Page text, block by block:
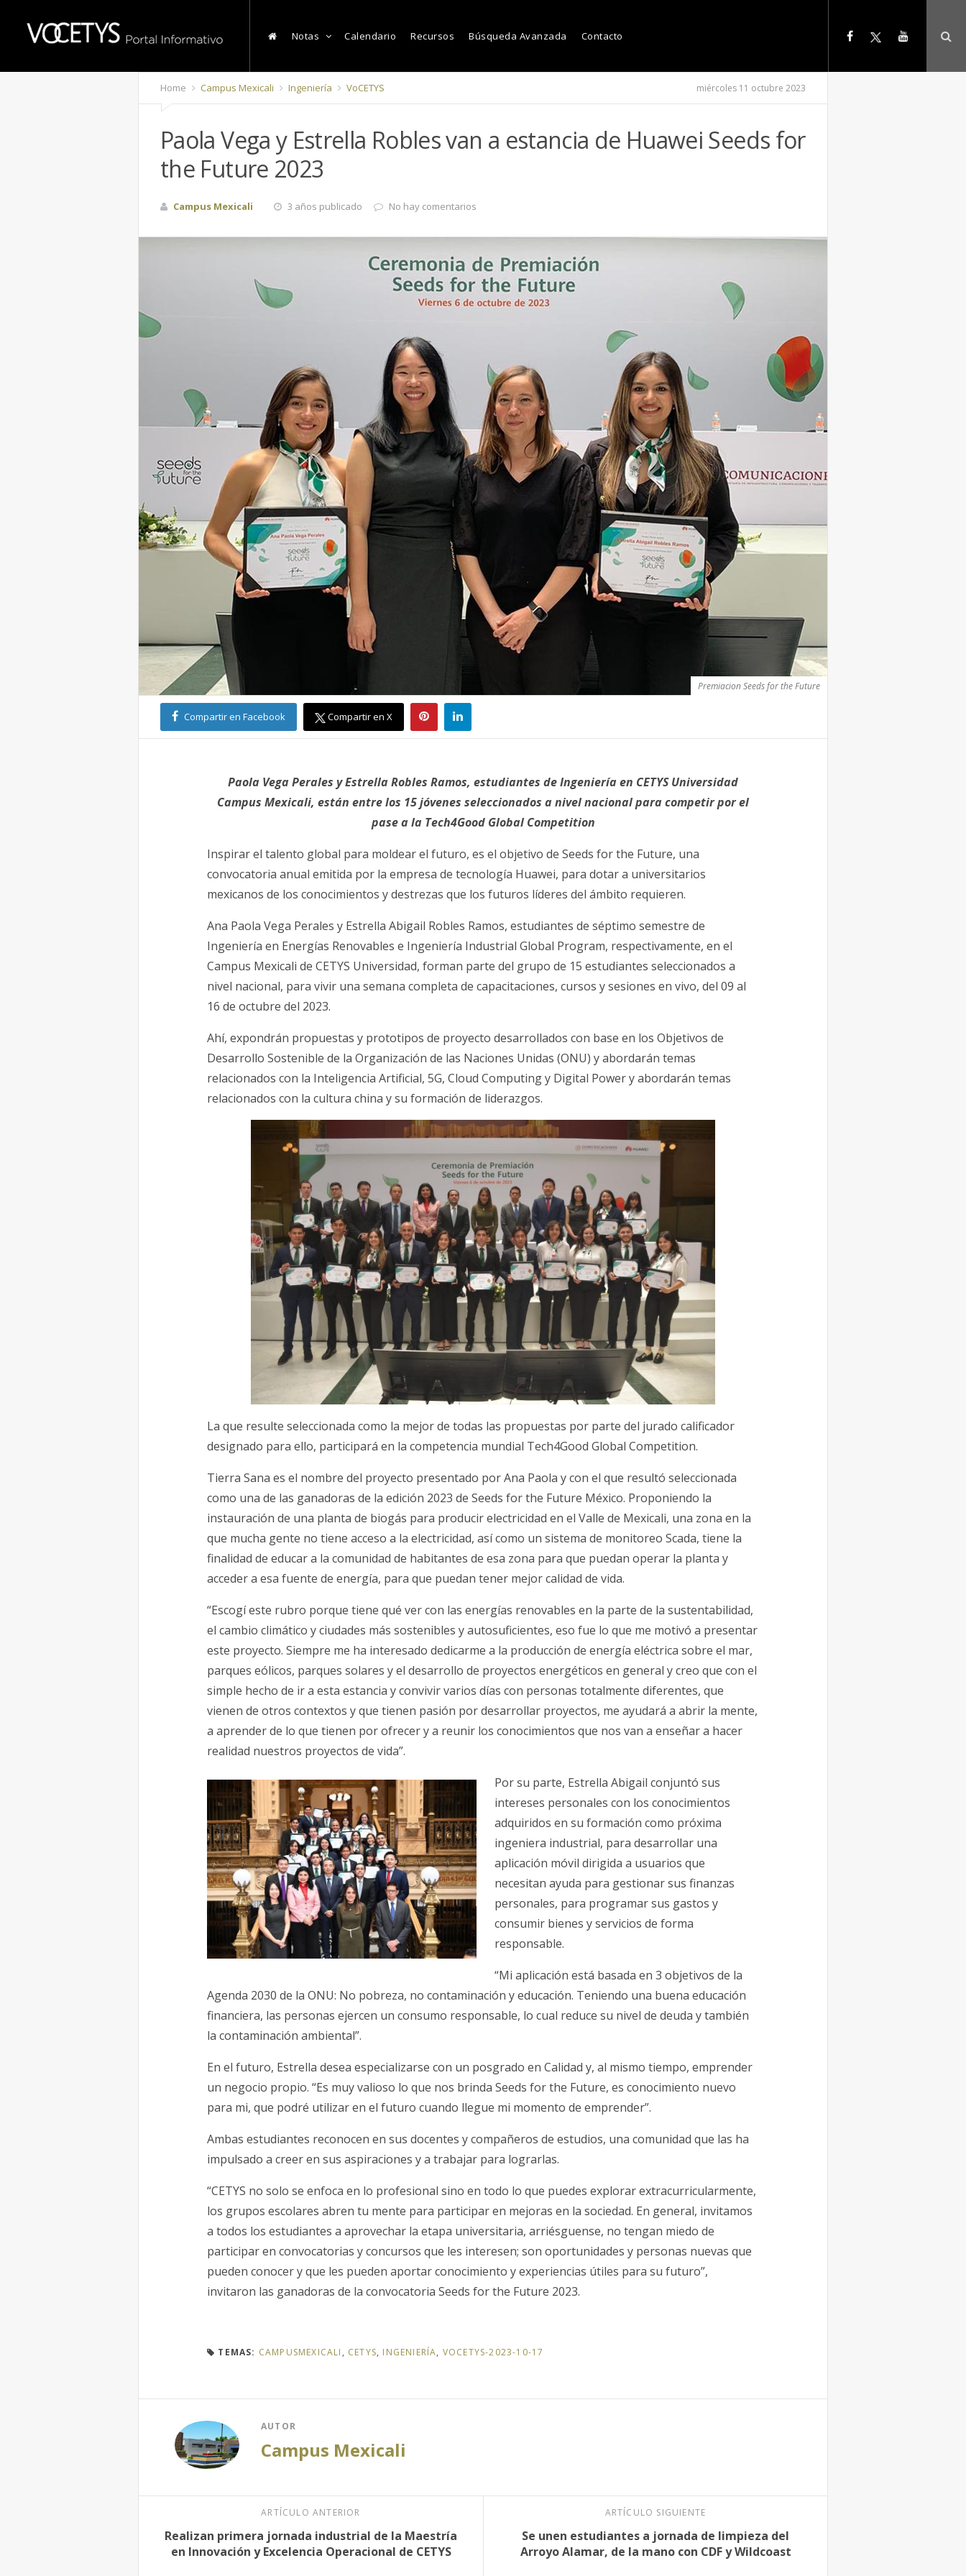
Notas Calendario Recursos Búsqueda Avanzada Contacto
Home Campus Mexicali Ingeniería VoCETYS miércoles 11 octubre 2023
Paola Vega y Estrella Robles van a estancia de Huawei Seeds for
the Future 2023
Campus Mexicali 3 años publicado No hay comentarios
Premiacion Seeds for the Future
Compartir en Facebook Compartir en X
Paola Vega Perales y Estrella Robles Ramos, estudiantes de Ingeniería en CETYS Universidad
Campus Mexicali, están entre los 15 jóvenes seleccionados a nivel nacional para competir por el
pase a la Tech4Good Global Competition
Inspirar el talento global para moldear el futuro, es el objetivo de Seeds for the Future, una
convocatoria anual emitida por la empresa de tecnología Huawei, para dotar a universitarios
mexicanos de los conocimientos y destrezas que los futuros líderes del ámbito requieren.
Ana Paola Vega Perales y Estrella Abigail Robles Ramos, estudiantes de séptimo semestre de
Ingeniería en Energías Renovables e Ingeniería Industrial Global Program, respectivamente, en el
Campus Mexicali de CETYS Universidad, forman parte del grupo de 15 estudiantes seleccionados a
nivel nacional, para vivir una semana completa de capacitaciones, cursos y sesiones en vivo, del 09 al
16 de octubre del 2023.
Ahí, expondrán propuestas y prototipos de proyecto desarrollados con base en los Objetivos de
Desarrollo Sostenible de la Organización de las Naciones Unidas (ONU) y abordarán temas
relacionados con la Inteligencia Artificial, 5G, Cloud Computing y Digital Power y abordarán temas
relacionados con la cultura china y su formación de liderazgos.
La que resulte seleccionada como la mejor de todas las propuestas por parte del jurado calificador
designado para ello, participará en la competencia mundial Tech4Good Global Competition.
Tierra Sana es el nombre del proyecto presentado por Ana Paola y con el que resultó seleccionada
como una de las ganadoras de la edición 2023 de Seeds for the Future México. Proponiendo la
instauración de una planta de biogás para producir electricidad en el Valle de Mexicali, una zona en la
que mucha gente no tiene acceso a la electricidad, así como un sistema de monitoreo Scada, tiene la
finalidad de educar a la comunidad de habitantes de esa zona para que puedan operar la planta y
acceder a esa fuente de energía, para que puedan tener mejor calidad de vida.
“Escogí este rubro porque tiene qué ver con las energías renovables en la parte de la sustentabilidad,
el cambio climático y ciudades más sostenibles y autosuficientes, eso fue lo que me motivó a presentar
este proyecto. Siempre me ha interesado dedicarme a la producción de energía eléctrica sobre el mar,
parques eólicos, parques solares y el desarrollo de proyectos energéticos en general y creo que con el
simple hecho de ir a esta estancia y convivir varios días con personas totalmente diferentes, que
vienen de otros contextos y que tienen pasión por desarrollar proyectos, me ayudará a abrir la mente,
a aprender de lo que tienen por ofrecer y a reunir los conocimientos que nos van a enseñar a hacer
realidad nuestros proyectos de vida”.
Por su parte, Estrella Abigail conjuntó sus
intereses personales con los conocimientos
adquiridos en su formación como próxima
ingeniera industrial, para desarrollar una
aplicación móvil dirigida a usuarios que
necesitan ayuda para gestionar sus finanzas
personales, para programar sus gastos y
consumir bienes y servicios de forma
responsable.
“Mi aplicación está basada en 3 objetivos de la
Agenda 2030 de la ONU: No pobreza, no contaminación y educación. Teniendo una buena educación
financiera, las personas ejercen un consumo responsable, lo cual reduce su nivel de deuda y también
la contaminación ambiental”.
En el futuro, Estrella desea especializarse con un posgrado en Calidad y, al mismo tiempo, emprender
un negocio propio. “Es muy valioso lo que nos brinda Seeds for the Future, es conocimiento nuevo
para mi, que podré utilizar en el futuro cuando llegue mi momento de emprender”.
Ambas estudiantes reconocen en sus docentes y compañeros de estudios, una comunidad que las ha
impulsado a creer en sus aspiraciones y a trabajar para lograrlas.
“CETYS no solo se enfoca en lo profesional sino en todo lo que puedes explorar extracurricularmente,
los grupos escolares abren tu mente para participar en mejoras en la sociedad. En general, invitamos
a todos los estudiantes a aprovechar la etapa universitaria, arriésguense, no tengan miedo de
participar en convocatorias y concursos que les interesen; son oportunidades y personas nuevas que
pueden conocer y que les pueden aportar conocimiento y experiencias útiles para su futuro”,
invitaron las ganadoras de la convocatoria Seeds for the Future 2023.
TEMAS: CAMPUSMEXICALI , CETYS, INGENIERÍA, VOCETYS-2023-10-17
AUTOR
Campus Mexicali
ARTÍCULO ANTERIOR
Realizan primera jornada industrial de la Maestría
en Innovación y Excelencia Operacional de CETYS
ARTÍCULO SIGUIENTE
Se unen estudiantes a jornada de limpieza del
Arroyo Alamar, de la mano con CDF y Wildcoast